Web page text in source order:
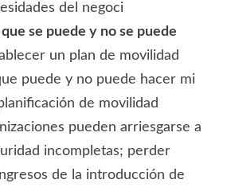
del negoci
se puede y no se puede
un plan de movilidad
puede y no puede hacer mi
de movilidad
pueden arriesgarse a
incompletas; perder
de la introducción de